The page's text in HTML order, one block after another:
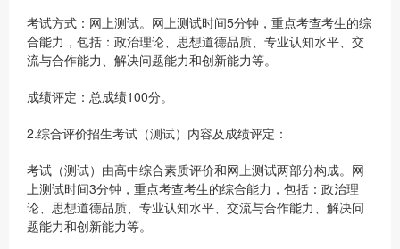
考试方式：网上测试。网上测试时间5分钟，重点考查考生的综
合能力，包括：政治理论、思想道德品质、专业认知水平、交
流与合作能力、解决问题能力和创新能力等。
成绩评定：总成绩100分。
2.综合评价招生考试（测试）内容及成绩评定：
考试（测试）由高中综合素质评价和网上测试两部分构成。网
上测试时间3分钟，重点考查考生的综合能力，包括：政治理
论、思想道德品质、专业认知水平、交流与合作能力、解决问
题能力和创新能力等。